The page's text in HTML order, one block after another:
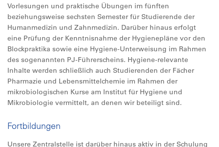
Vorlesungen und praktische Übungen im fünften
beziehungsweise sechsten Semester für Studierende der
Humanmedizin und Zahnmedizin. Darüber hinaus erfolgt
eine Prüfung der Kenntnisnahme der Hygienepläne vor den
Blockpraktika sowie eine Hygiene-Unterweisung im Rahmen
des sogenannten PJ-Führerscheins. Hygiene-relevante
Inhalte werden schließlich auch Studierenden der Fächer
Pharmazie und Lebensmittelchemie im Rahmen der
mikrobiologischen Kurse am Institut für Hygiene und
Mikrobiologie vermittelt, an denen wir beteiligt sind.
Fortbildungen
Unsere Zentralstelle ist darüber hinaus aktiv in der Schulung